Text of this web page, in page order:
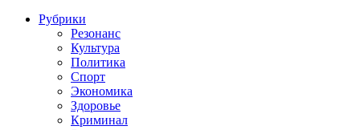
Рубрики
Резонанс
Культура
Политика
Спорт
Экономика
Здоровье
Криминал